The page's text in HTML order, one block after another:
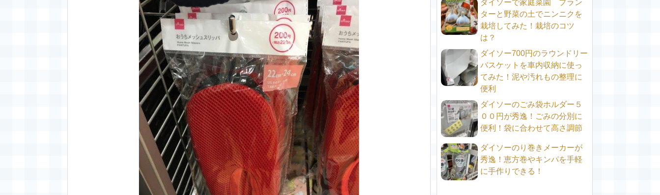
ダイソーで家庭菜園 プラン
ターと野菜の土でニンニクを
栽培してみた！栽培のコツ
は？
ダイソー700円のラウンドリー
バスケットを車内収納に使っ
てみた！泥や汚れもの整理に
便利
ダイソーのごみ袋ホルダー５
００円が秀逸！ごみの分別に
便利！袋に合わせて高さ調節
ダイソーのり巻きメーカーが
秀逸！恵方巻やキンパを手軽
に手作りできる！